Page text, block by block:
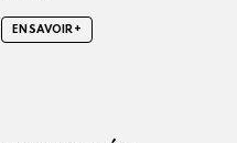
EN SAVOIR +